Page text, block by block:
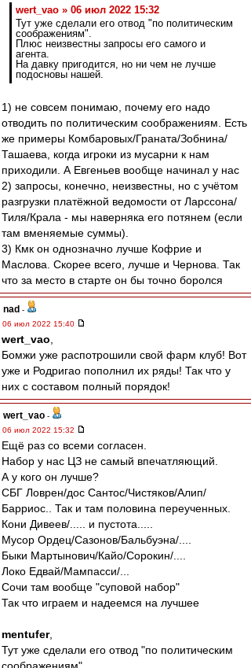
wert_vao » 06 июл 2022 15:32
Тут уже сделали его отвод "по политическим
соображениям".
Плюс неизвестны запросы его самого и
агента.
На давку пригодится, но ни чем не лучше
подосновы нашей.
1) не совсем понимаю, почему его надо
отводить по политическим соображениям. Есть
же примеры Комбаровых/Граната/Зобнина/
Ташаева, когда игроки из мусарни к нам
приходили. А Евгеньев вообще начинал у нас
2) запросы, конечно, неизвестны, но с учётом
разгрузки платёжной ведомости от Ларссона/
Тиля/Крала - мы наверняка его потянем (если
там вменяемые суммы).
3) Кмк он однозначно лучше Кофрие и
Маслова. Скорее всего, лучше и Чернова. Так
что за место в старте он бы точно боролся
nad -
06 июл 2022 15:40
wert_vao
Бомжи уже распотрошили свой фарм клуб! Вот
уже и Родригао пополнил их ряды! Так что у
них с составом полный порядок!
wert_vao -
06 июл 2022 15:32
Ещё раз со всеми согласен.
Набор у нас ЦЗ не самый впечатляющий.
А у кого он лучше?
СБГ Ловрен/дос Сантос/Чистяков/Алип/
Барриос.. Так и там половина переученных.
Кони Дивеев/..... и пустота.....
Мусор Ордец/Сазонов/Бальбуэна/....
Быки Мартынович/Кайо/Сорокин/....
Локо Едвай/Мампасси/...
Сочи там вообще "суповой набор"
Так что играем и надеемся на лучшее
mentufer,
Тут уже сделали его отвод "по политическим